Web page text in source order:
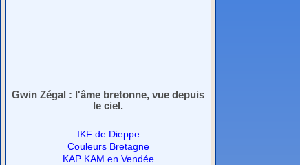
Gwin Zégal : l'âme bretonne, vue depuis
le ciel.
IKF de Dieppe
Couleurs Bretagne
KAP KAM en Vendée